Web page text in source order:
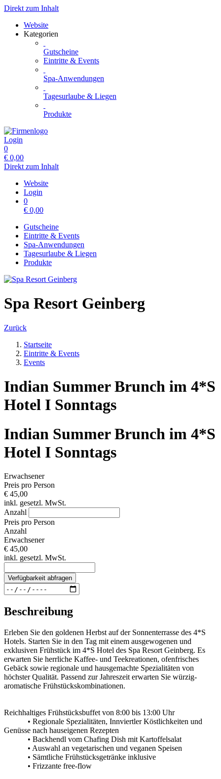
Direkt zum Inhalt
Website
Kategorien
Gutscheine
Eintritte & Events
Spa-Anwendungen
Tagesurlaube & Liegen
Produkte
Login
0
€ 0,00
Direkt zum Inhalt
Website
Login
0
€ 0,00
Gutscheine
Eintritte & Events
Spa-Anwendungen
Tagesurlaube & Liegen
Produkte
Spa Resort Geinberg
Zurück
Startseite
Eintritte & Events
Events
Indian Summer Brunch im 4*S
Hotel I Sonntags
Indian Summer Brunch im 4*S
Hotel I Sonntags
Erwachsener
Preis pro Person
€ 45,00
inkl. gesetzl. MwSt.
Anzahl
Preis pro Person
Anzahl
Erwachsener
€ 45,00
inkl. gesetzl. MwSt.
Verfügbarkeit abfragen
Beschreibung
Erleben Sie den goldenen Herbst auf der Sonnenterrasse des 4*S
Hotels. Starten Sie in den Tag mit einem ausgewogenen und
exklusiven Frühstück im 4*S Hotel des Spa Resort Geinberg. Es
erwarten Sie herrliche Kaffee- und Teekreationen, ofenfrisches
Gebäck sowie regionale und hausgemachte Spezialitäten von
höchster Qualität. Passend zur Jahreszeit erwarten Sie würzig-
aromatische Frühstückskombinationen.
Reichhaltiges Frühstücksbuffet von 8:00 bis 13:00 Uhr
• Regionale Spezialitäten, Innviertler Köstlichkeiten und
Genüsse nach hauseigenen Rezepten
• Backhendl vom Chafing Dish mit Kartoffelsalat
• Auswahl an vegetarischen und veganen Speisen
• Sämtliche Frühstücksgetränke inklusive
• Frizzante free-flow